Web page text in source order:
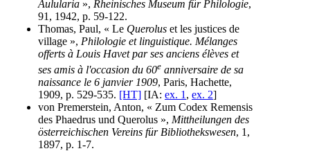
Aulularia », Rheinisches Museum für Philologie,
91, 1942, p. 59-122.
Thomas, Paul, « Le Querolus et les justices de
village », Philologie et linguistique. Mélanges
offerts à Louis Havet par ses anciens élèves et
ses amis à l'occasion du 60e anniversaire de sa
naissance le 6 janvier 1909, Paris, Hachette,
1909, p. 529-535. [HT] [IA: ex. 1 , ex. 2]
von Premerstein, Anton, « Zum Codex Remensis
des Phaedrus und Querolus », Mittheilungen des
österreichischen Vereins für Bibliothekswesen, 1,
1897, p. 1-7.